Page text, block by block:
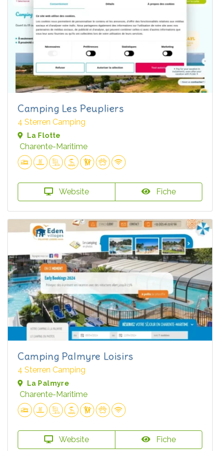
Camping Les Peupliers
4 Sterren Camping
La Flotte
Charente-Maritime
Website Fiche
Camping Palmyre Loisirs
4 Sterren Camping
La Palmyre
Charente-Maritime
Website Fiche